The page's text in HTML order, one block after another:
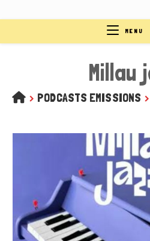
MENU
Millau
> PODCASTS EMISSIONS >